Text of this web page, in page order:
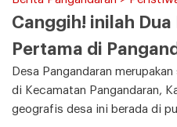
Canggih! inilah Dua
Pertama di
Desa Pangandaran
di Kecamatan Pangandaran,
geografis desa ini berada di